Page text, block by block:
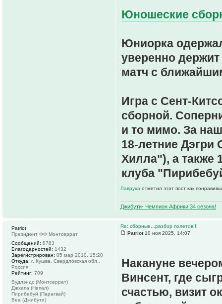
Юношеские
Юниорка
уверенно держит
матч с
Игра с Сент-
сборной.
и то мимо. За
18-летние Дэгри
Хилла"), а также
клуба
Лавруха отметил этот пост как
Джибути- Чемпион Африки 34 сезона!
Re: сборные...разбор полетов!!!
Patriot10 ноя 2025, 14:07
Накануне
Винсент, где
счастью, визит
Patriot
Президент ФФ Монтсеррат
Сообщений: 8783
Благодарностей: 1432
Зарегистрирован: 05 мар 2010, 15:20
Откуда: г. Кушва, Свердловская обл.,
Россия
Рейтинг: 709
Вудлэндс (Монтсеррат)
Джхапа (Непал)
Пирибебуй (Парагвай)
Веа (Джибути)